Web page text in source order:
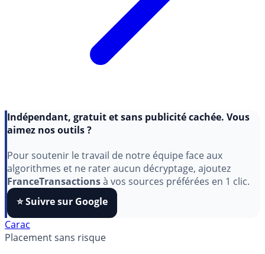
aimez nos outils ?
Pour soutenir le travail de notre équipe face aux
algorithmes et ne rater aucun décryptage, ajoutez
FranceTransactionsà vos sources préférées en 1 clic.
⭐️ Suivre sur Google